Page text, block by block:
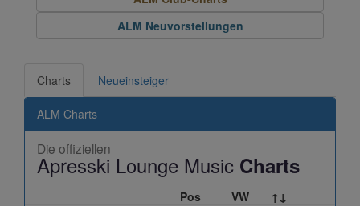
ALM Neuvorstellungen
Charts Neueinsteiger
ALM Charts
Die offiziellen
Apresski Lounge Music Charts
Pos VW ↑↓